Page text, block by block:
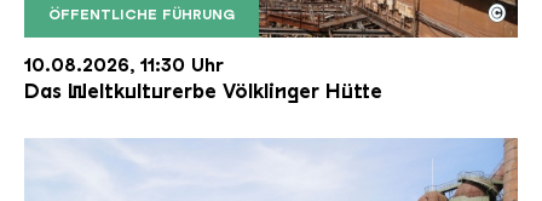
ÖFFENTLICHE FÜHRUNG
Der Erzschrägaufzug der Völklinger Hütte mit
Copyright: Weltkulturerbe Völklinger Hütte | Karl
©
10.08.2026, 11:30 Uhr
Das Weltkulturerbe Völklinger Hütte